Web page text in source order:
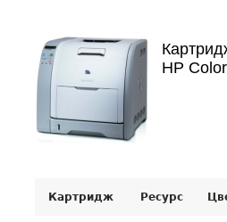
HP
Картридж Ресурс